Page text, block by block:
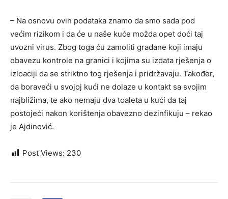
– Na osnovu ovih podataka znamo da smo sada pod
većim rizikom i da će u naše kuće možda opet doći taj
uvozni virus. Zbog toga ću zamoliti građane koji imaju
obavezu kontrole na granici i kojima su izdata rješenja o
izloaciji da se striktno tog rješenja i pridržavaju. Također,
da boraveći u svojoj kući ne dolaze u kontakt sa svojim
najbližima, te ako nemaju dva toaleta u kući da taj
postojeći nakon korištenja obavezno dezinfikuju – rekao
je Ajdinović.
Post Views: 230